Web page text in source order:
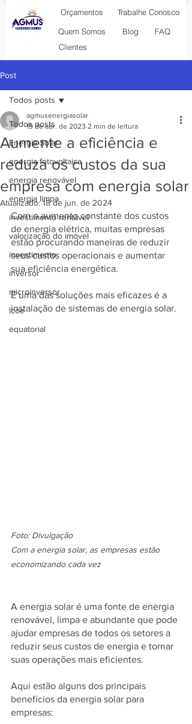
Orçamentos
Quem Somos
Blog FAQ
Trabalhe Conosco
Clientes
Post
Todos posts
Energia Solar
energia fotovoltaica
energia renovável
energia limpa
investimento rentável
valorização do imóvel
investimento
inversor
microinversor
lcoe
equatorial
Todos posts
Aumente a eficiência e
reduza os custos da sua
empresa com energia solar
agmusenergiasolar
19 de abr. de 2023 2 min de leitura
Atualizado:18 de jun. de 2024
Com o aumento constante dos custos
de energia elétrica, muitas empresas
estão procurando maneiras de reduzir
seus custos operacionais e aumentar
sua eficiência energética.
E uma das soluções mais eficazes é a
instalação de sistemas de energia solar.
Foto: Divulgação
Com a energia solar, as empresas estão
economizando cada vez
A energia solar é uma fonte de energia
renovável, limpa e abundante que pode
ajudar empresas de todos os setores a
reduzir seus custos de energia e tornar
suas operações mais eficientes.
Aqui estão alguns dos principais
benefícios da energia solar para
empresas: